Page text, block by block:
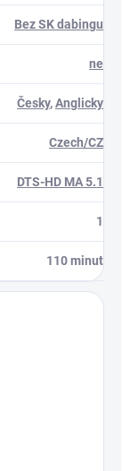
Bez SK dabingu
ne
Česky,Anglicky
Czech/CZ
DTS-HD MA 5.1
1
110 minut